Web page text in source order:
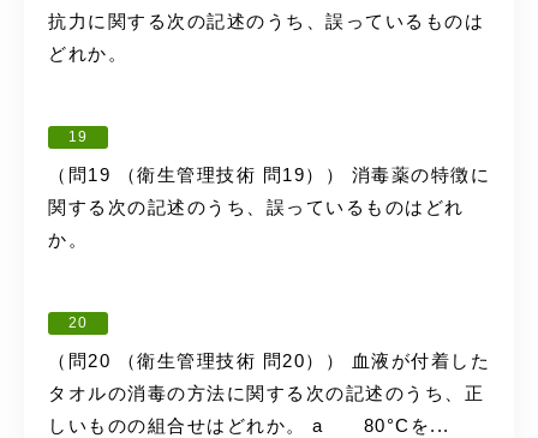
抗力に関する次の記述のうち、誤っているものは
どれか。
19
（問19 （衛生管理技術 問19）） 消毒薬の特徴に
関する次の記述のうち、誤っているものはどれ
か。
20
（問20 （衛生管理技術 問20）） 血液が付着した
タオルの消毒の方法に関する次の記述のうち、正
しいものの組合せはどれか。 a 80°Cを...